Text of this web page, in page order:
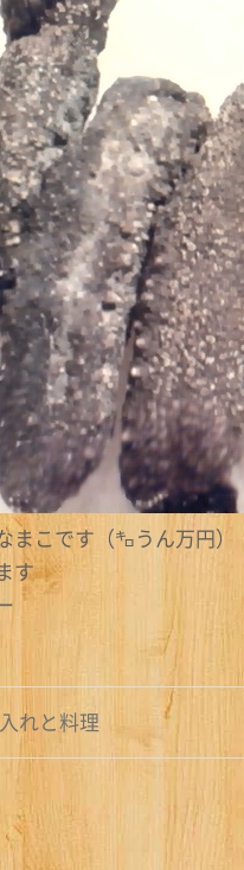
まこです（㌔うん万円）
ます
れと料理